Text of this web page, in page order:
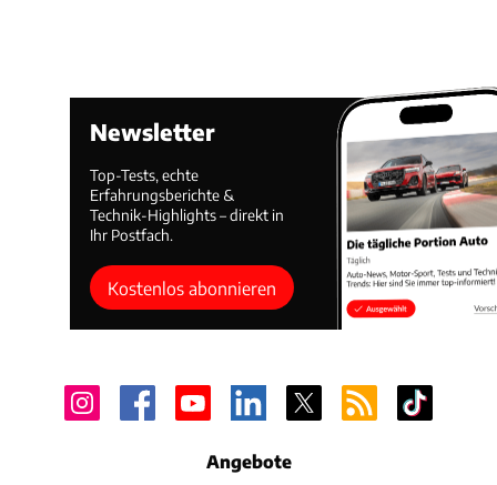
Newsletter
Top-Tests, echte
Erfahrungsberichte &
Technik-Highlights – direkt in
Ihr Postfach.
Kostenlos abonnieren
Angebote